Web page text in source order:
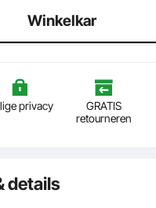
Winkelkar
privacy
GRATIS
retourneren
details